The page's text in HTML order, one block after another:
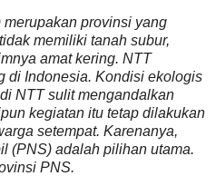
provinsi yang
memiliki tanah subur,
amat kering. NTT
di Indonesia. Kondisi ekologis
NTT sulit mengandalkan
kegiatan itu tetap dilakukan
setempat. Karenanya,
(PNS) adalah pilihan utama.
PNS.